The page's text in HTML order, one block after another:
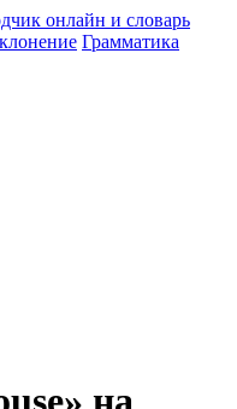
Грамматика